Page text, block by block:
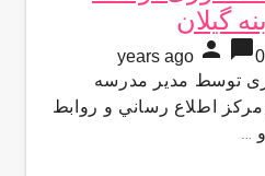
گيلان
person chat_bubble0
توسط مدیر مدرسه
اطلاع رساني و روابط
…